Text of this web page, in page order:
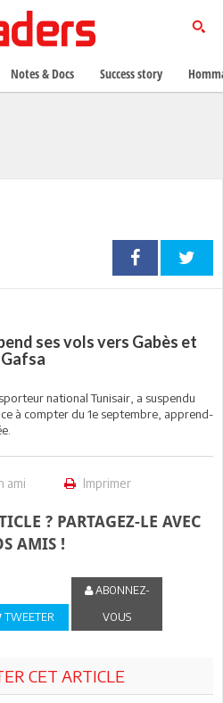
ses vols vers Gabès et
Gafsa
national Tunisair, a suspendu
à compter du 1e septembre, apprend-
ami Imprimer
? PARTAGEZ-LE AVEC
AMIS !
TWEETER
ABONNEZ-
VOUS
CET ARTICLE
Notes & Docs Success story